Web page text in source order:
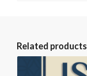
Related products